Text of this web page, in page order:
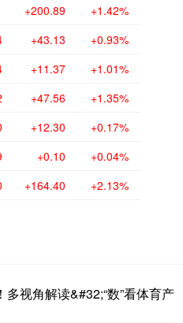
+200.89 +1.42%
+43.13 +0.93%
+11.37 +1.01%
+47.56 +1.35%
+12.30 +0.17%
+0.10 +0.04%
+164.40 +2.13%
视角解读&#32;“数”看体育产